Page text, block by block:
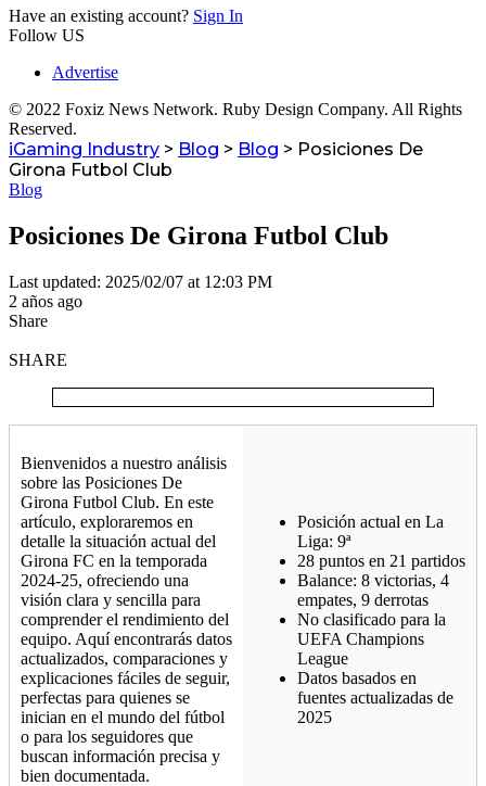
Have an existing account? Sign In
Follow US
Advertise
© 2022 Foxiz News Network. Ruby Design Company. All Rights
Reserved.
iGaming Industry > Blog > Blog > Posiciones De
Girona Futbol Club
Blog
Posiciones De Girona Futbol Club
Last updated: 2025/02/07 at 12:03 PM
2 años ago
Share
SHARE
Bienvenidos a nuestro análisis
sobre las Posiciones De
Girona Futbol Club. En este
artículo, exploraremos en
detalle la situación actual del
Girona FC en la temporada
2024-25, ofreciendo una
visión clara y sencilla para
comprender el rendimiento del
equipo. Aquí encontrarás datos
actualizados, comparaciones y
explicaciones fáciles de seguir,
perfectas para quienes se
inician en el mundo del fútbol
o para los seguidores que
buscan información precisa y
bien documentada.
Posición actual en La
Liga: 9ª
28 puntos en 21 partidos
Balance: 8 victorias, 4
empates, 9 derrotas
No clasificado para la
UEFA Champions
League
Datos basados en
fuentes actualizadas de
2025